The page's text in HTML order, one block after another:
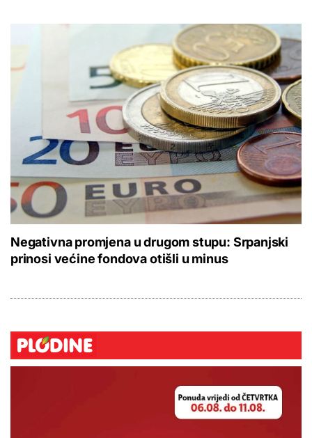
Negativna promjena u drugom stupu: Srpanjski
prinosi većine fondova otišli u minus